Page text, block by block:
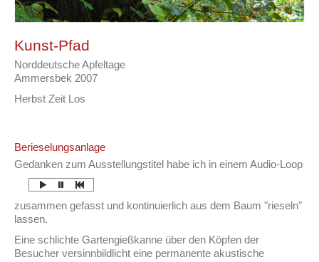
Kunst-Pfad
Norddeutsche Apfeltage
Ammersbek 2007
Herbst Zeit Los
Berieselungsanlage
Gedanken zum Ausstellungstitel habe ich in einem Audio-Loop
zusammen gefasst und kontinuierlich aus dem Baum "rieseln"
lassen.
Eine schlichte Gartengießkanne über den Köpfen der
Besucher versinnbildlicht eine permanente akustische